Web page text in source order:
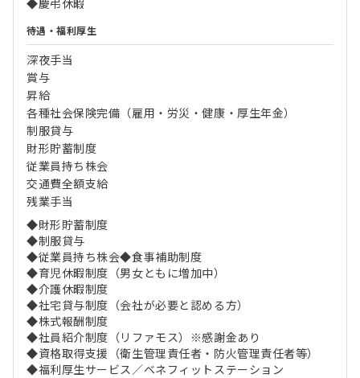
◆慶弔休暇
待遇・福利厚生
深夜手当
賞与
昇給
各種社会保険完備（雇用・労災・健康・厚生年金）
制服貸与
財形貯蓄制度
従業員持ち株会
交通費全額支給
残業手当
◆財形貯蓄制度
◆制服貸与
◆従業員持ち株会◆食事補助制度
◆育児休暇制度（男女ともに増加中）
◆介護休暇制度
◆社宅貸与制度（会社が必要と認める方）
◆株式報酬制度
◆社員紹介制度（リファモス）※感謝金あり
◆資格取得支援（衛生管理責任者・防火管理責任者等）
◆福利厚生サービス／ベネフィットステーション